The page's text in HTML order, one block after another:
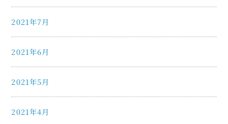
2021年7月
2021年6月
2021年5月
2021年4月